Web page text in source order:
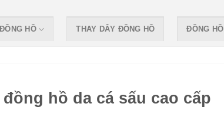
HỒ THAY DÂY ĐỒNG HỒ ĐỒNG HỒ
hồ da cá sấu cao cấp